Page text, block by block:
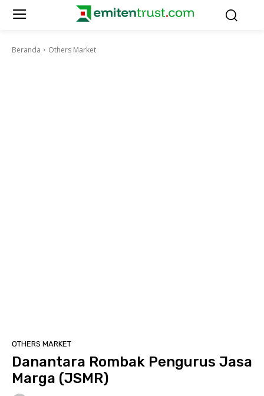
Beranda Others Market
OTHERS MARKET
Danantara Rombak Pengurus Jasa
Marga (JSMR)